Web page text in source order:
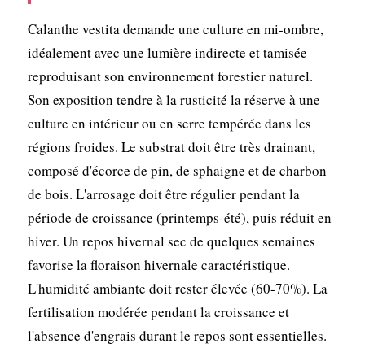
Calanthe vestita demande une culture en mi-ombre,
idéalement avec une lumière indirecte et tamisée
reproduisant son environnement forestier naturel.
Son exposition tendre à la rusticité la réserve à une
culture en intérieur ou en serre tempérée dans les
régions froides. Le substrat doit être très drainant,
composé d'écorce de pin, de sphaigne et de charbon
de bois. L'arrosage doit être régulier pendant la
période de croissance (printemps-été), puis réduit en
hiver. Un repos hivernal sec de quelques semaines
favorise la floraison hivernale caractéristique.
L'humidité ambiante doit rester élevée (60-70%). La
fertilisation modérée pendant la croissance et
l'absence d'engrais durant le repos sont essentielles.